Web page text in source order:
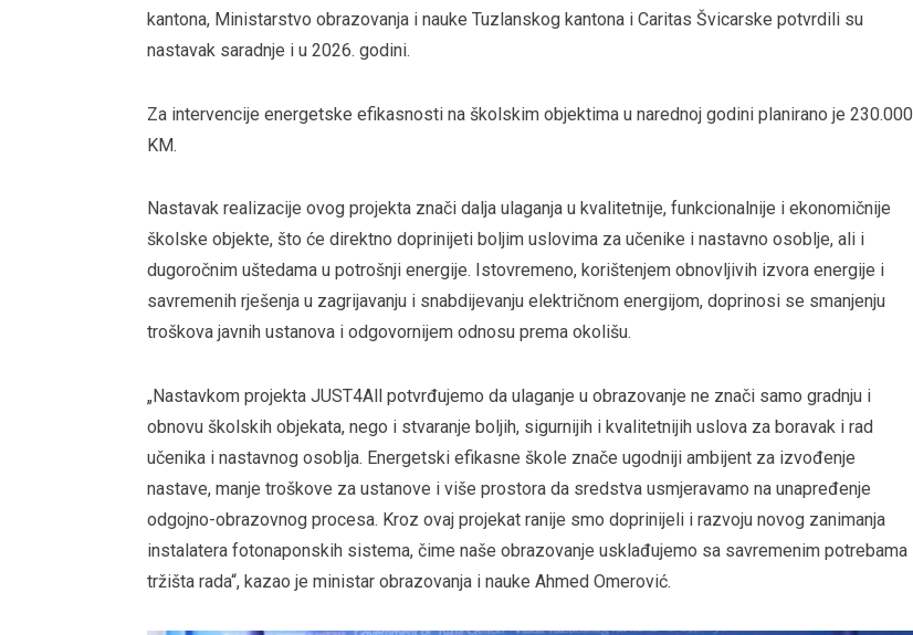
kantona, Ministarstvo obrazovanja i nauke Tuzlanskog kantona i Caritas Švicarske potvrdili su
nastavak saradnje i u 2026. godini.
Za intervencije energetske efikasnosti na školskim objektima u narednoj godini planirano je 230.000
KM.
Nastavak realizacije ovog projekta znači dalja ulaganja u kvalitetnije, funkcionalnije i ekonomičnije
školske objekte, što će direktno doprinijeti boljim uslovima za učenike i nastavno osoblje, ali i
dugoročnim uštedama u potrošnji energije. Istovremeno, korištenjem obnovljivih izvora energije i
savremenih rješenja u zagrijavanju i snabdijevanju električnom energijom, doprinosi se smanjenju
troškova javnih ustanova i odgovornijem odnosu prema okolišu.
„Nastavkom projekta JUST4All potvrđujemo da ulaganje u obrazovanje ne znači samo gradnju i
obnovu školskih objekata, nego i stvaranje boljih, sigurnijih i kvalitetnijih uslova za boravak i rad
učenika i nastavnog osoblja. Energetski efikasne škole znače ugodniji ambijent za izvođenje
nastave, manje troškove za ustanove i više prostora da sredstva usmjeravamo na unapređenje
odgojno-obrazovnog procesa. Kroz ovaj projekat ranije smo doprinijeli i razvoju novog zanimanja
instalatera fotonaponskih sistema, čime naše obrazovanje usklađujemo sa savremenim potrebama
tržišta rada“, kazao je ministar obrazovanja i nauke Ahmed Omerović.